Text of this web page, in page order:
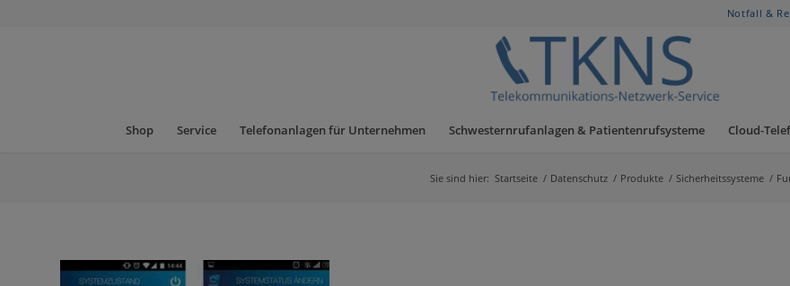
Notfall &
Shop Service Telefonanlagen für Unternehmen Schwesternrufanlagen & Patientenrufsysteme Cloud-
Sie sind hier: Startseite / Datenschutz / Produkte / Sicherheitssysteme /